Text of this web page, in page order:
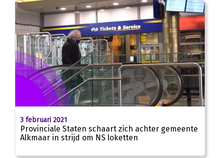
3 februari 2021
Provinciale Staten schaart zich achter gemeente
Alkmaar in strijd om NS loketten